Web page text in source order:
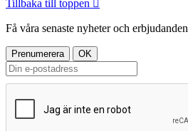
Tillbaka till toppen
Få våra senaste nyheter och erbjudanden